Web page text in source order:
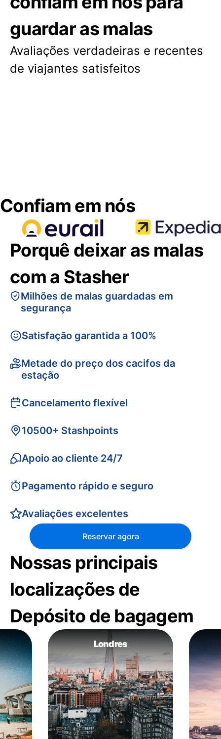
guardar as malas
Avaliações verdadeiras e recentes
de viajantes satisfeitos
Confiam em nós
Porquê deixar as malas
com a Stasher
Milhões de malas guardadas em
segurança
Satisfação garantida a 100%
Metade do preço dos cacifos da
estação
Cancelamento flexível
10500+ Stashpoints
Apoio ao cliente 24/7
Pagamento rápido e seguro
Avaliações excelentes
Reservar agora
Nossas principais
localizações de
Depósito de bagagem
Londres